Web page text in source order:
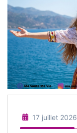
17 juillet 2026